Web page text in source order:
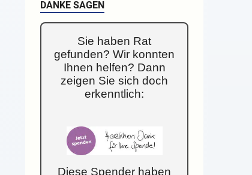
DANKE SAGEN
Sie haben Rat
gefunden? Wir konnten
Ihnen helfen? Dann
zeigen Sie sich doch
erkenntlich:
Diese Spender haben